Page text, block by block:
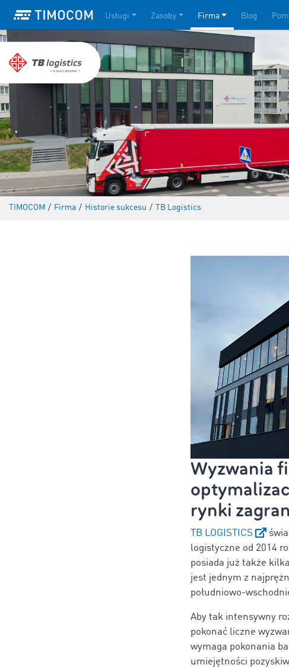
Usługi Zasoby Firma Blog
TIMOCOM / Firma / Historie sukcesu / TB Logistics
Wyzwania
rynki
TB LOGISTICS
logistyczne od 2014
posiada już także
jest jednym z
południowo-
Aby tak intensywny
pokonać liczne
wymaga pokonania
umiejętności